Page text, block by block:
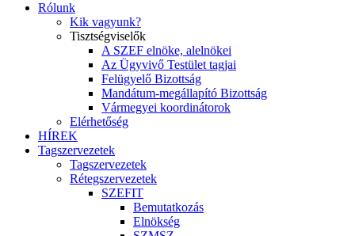
Rólunk
Kik vagyunk?
Tisztségviselők
A SZEF elnöke, alelnökei
Az Ügyvivő Testület tagjai
Felügyelő Bizottság
Mandátum-megállapító Bizottság
Vármegyei koordinátorok
Elérhetőség
HÍREK
Tagszervezetek
Tagszervezetek
Rétegszervezetek
SZEFIT
Bemutatkozás
Elnökség